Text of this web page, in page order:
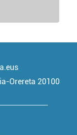
Orereta 20100